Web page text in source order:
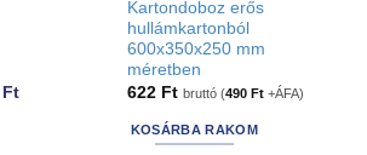
FtCurrent
Kartondoboz erős
hullámkartonból
600x350x250 mm
méretben
622 Ft bruttó (490Ft +ÁFA)
KOSÁRBA RAKOM